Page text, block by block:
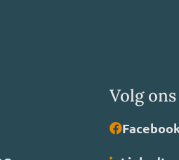
Volg ons